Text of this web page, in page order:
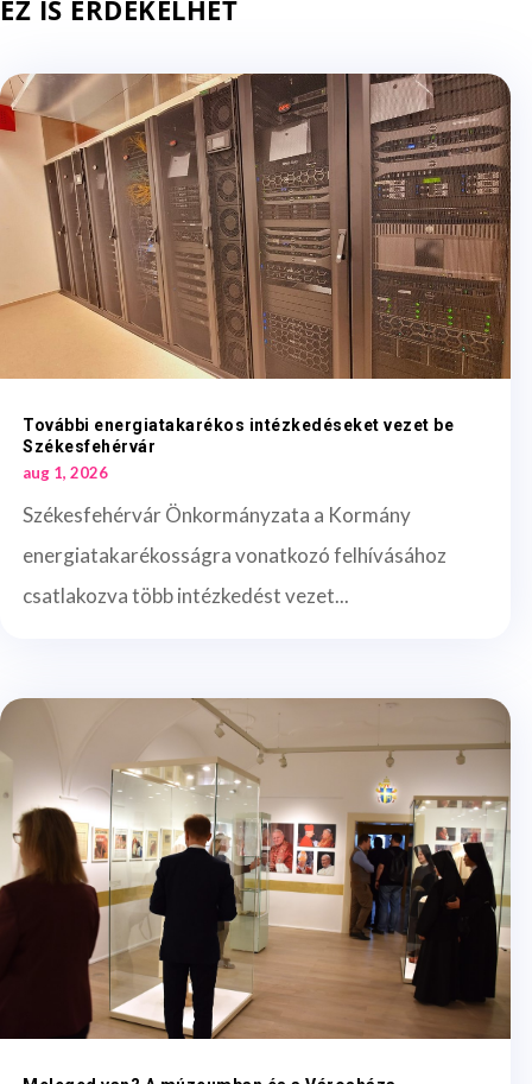
EZ IS ÉRDEKELHET
További energiatakarékos intézkedéseket vezet be
Székesfehérvár
aug 1, 2026
Székesfehérvár Önkormányzata a Kormány
energiatakarékosságra vonatkozó felhívásához
csatlakozva több intézkedést vezet...